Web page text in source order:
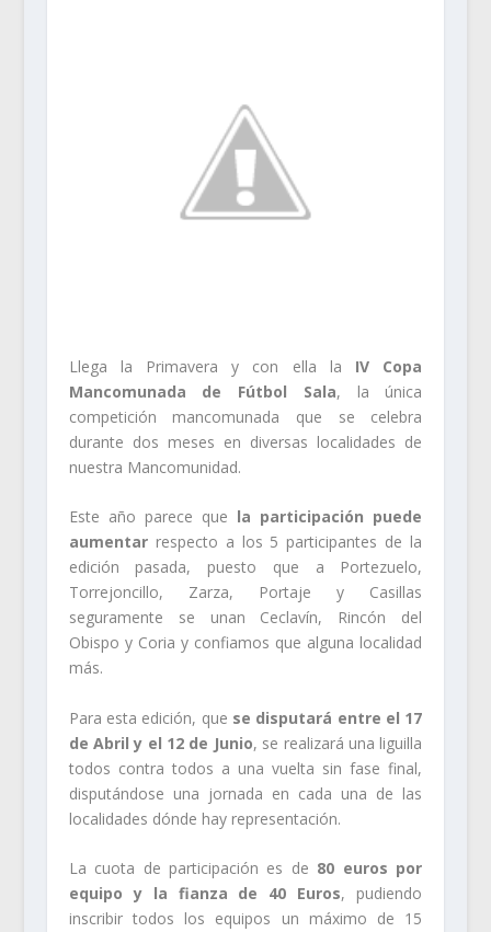
Llega la Primavera y con ella la IV Copa
Mancomunada de Fútbol Sala, la única
competición mancomunada que se celebra
durante dos meses en diversas localidades de
nuestra Mancomunidad.
Este año parece que la participación puede
aumentarrespecto a los 5 participantes de la
edición pasada, puesto que a Portezuelo,
Torrejoncillo, Zarza, Portaje y Casillas
seguramente se unan Ceclavín, Rincón del
Obispo y Coria y confiamos que alguna localidad
más.
Para esta edición, que se disputará entre el 17
de Abril y el 12 de Junio, se realizará una liguilla
todos contra todos a una vuelta sin fase final,
disputándose una jornada en cada una de las
localidades dónde hay representación.
La cuota de participación es de 80 euros por
equipo y la fianza de 40 Euros, pudiendo
inscribir todos los equipos un máximo de 15